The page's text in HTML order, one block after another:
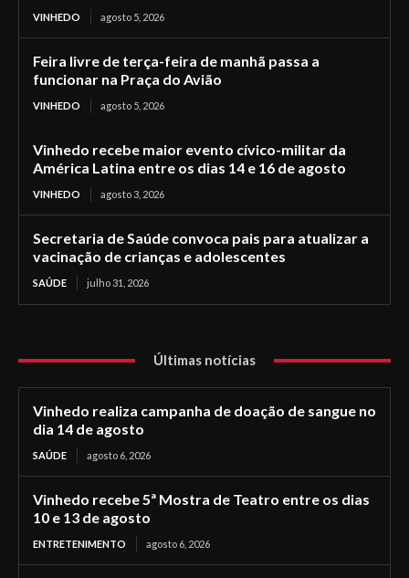
VINHEDO agosto 5, 2026
Feira livre de terça-feira de manhã passa a
funcionar na Praça do Avião
VINHEDO agosto 5, 2026
Vinhedo recebe maior evento cívico-militar da
América Latina entre os dias 14 e 16 de agosto
VINHEDO agosto 3, 2026
Secretaria de Saúde convoca pais para atualizar a
vacinação de crianças e adolescentes
SAÚDE julho 31, 2026
Últimas notícias
Vinhedo realiza campanha de doação de sangue no
dia 14 de agosto
SAÚDE agosto 6, 2026
Vinhedo recebe 5ª Mostra de Teatro entre os dias
10 e 13 de agosto
ENTRETENIMENTO agosto 6, 2026